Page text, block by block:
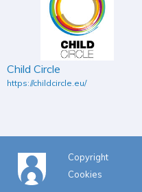
Child Circle
https://childcircle.eu/
Copyright
Cookies